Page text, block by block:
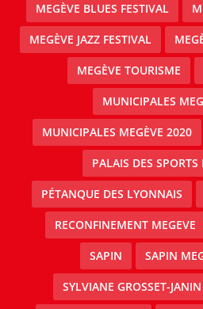
MEGÈVE BLUES FESTIVAL
MEGÈVE JAZZ FESTIVAL
MEGÈVE TOURISME
MUNICIPALES
MUNICIPALES MEGÈVE 2020
PALAIS DES SPORTS
PÉTANQUE DES LYONNAIS
RECONFINEMENT MEGEVE
SAPIN SAPIN
SYLVIANE GROSSET-JANIN